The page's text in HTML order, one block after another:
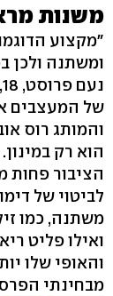
משנות
"מקצוע
ומשתנה ולכן
של המעצבים
והמותג רוס
הוא רק
הציבור פחות
לביטוי של
משתנה, כמו
ואילו פליט
והאופי שלו
מבחינתי